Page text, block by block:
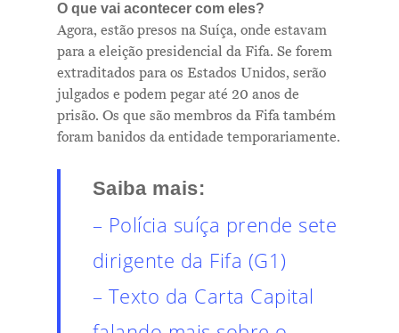
O que vai acontecer com eles?
Agora, estão presos na Suíça, onde estavam
para a eleição presidencial da Fifa. Se forem
extraditados para os Estados Unidos, serão
julgados e podem pegar até 20 anos de
prisão. Os que são membros da Fifa também
foram banidos da entidade temporariamente.
Saiba mais:
– Polícia suíça prende sete
dirigente da Fifa (G1)
– Texto da Carta Capital
Me Explica ?
Notícias